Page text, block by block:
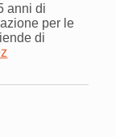
anni di
per le
di